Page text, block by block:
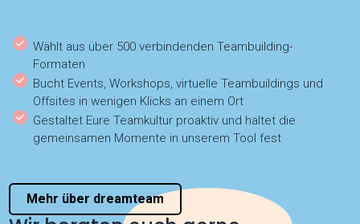
Wählt aus über 500 verbindenden Teambuilding-
Formaten
Bucht Events, Workshops, virtuelle Teambuildings und
Offsites in wenigen Klicks an einem Ort
Gestaltet Eure Teamkultur proaktiv und haltet die
gemeinsamen Momente in unserem Tool fest
Mehr über dreamteam